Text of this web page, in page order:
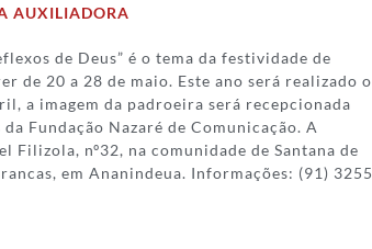
AUXILIADORA
de Deus” é o tema da festividade de
de 20 a 28 de maio. Este ano será realizado o
a imagem da padroeira será recepcionada
Fundação Nazaré de Comunicação. A
Filizola, nº32, na comunidade de Santana de
em Ananindeua. Informações: (91) 3255